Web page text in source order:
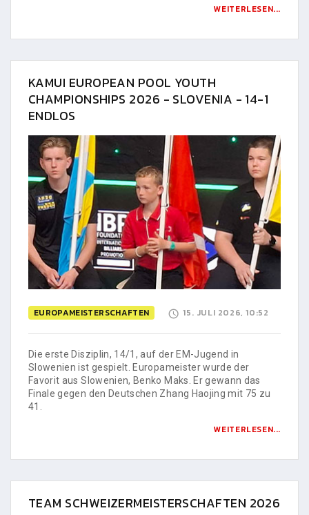
WEITERLESEN...
KAMUI EUROPEAN POOL YOUTH
CHAMPIONSHIPS 2026 - SLOVENIA - 14-1
ENDLOS
EUROPAMEISTERSCHAFTEN 15. JULI 2026, 10:52
Die erste Disziplin, 14/1, auf der EM-Jugend in
Slowenien ist gespielt. Europameister wurde der
Favorit aus Slowenien, Benko Maks. Er gewann das
Finale gegen den Deutschen Zhang Haojing mit 75 zu
41.
WEITERLESEN...
TEAM SCHWEIZERMEISTERSCHAFTEN 2026